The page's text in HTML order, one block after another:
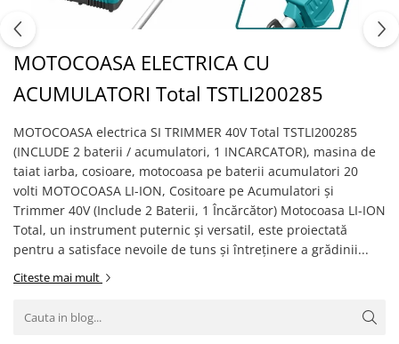
MOTOCOASA ELECTRICA CU
ACUMULATORI Total TSTLI200285
MOTOCOASA electrica SI TRIMMER 40V Total TSTLI200285
(INCLUDE 2 baterii / acumulatori, 1 INCARCATOR), masina de
taiat iarba, cosioare, motocoasa pe baterii acumulatori 20
volti MOTOCOASA LI-ION, Cositoare pe Acumulatori și
Trimmer 40V (Include 2 Baterii, 1 Încărcător) Motocoasa LI-ION
Total, un instrument puternic și versatil, este proiectată
pentru a satisface nevoile de tuns și întreținere a grădinii...
Citeste mai mult